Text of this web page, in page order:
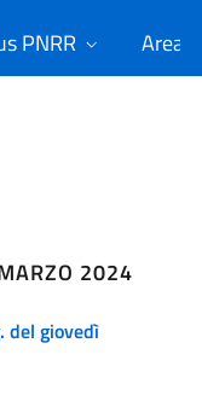
PNRR Area
2024
del giovedì